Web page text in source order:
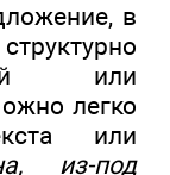
в
или
легко
или
из-под